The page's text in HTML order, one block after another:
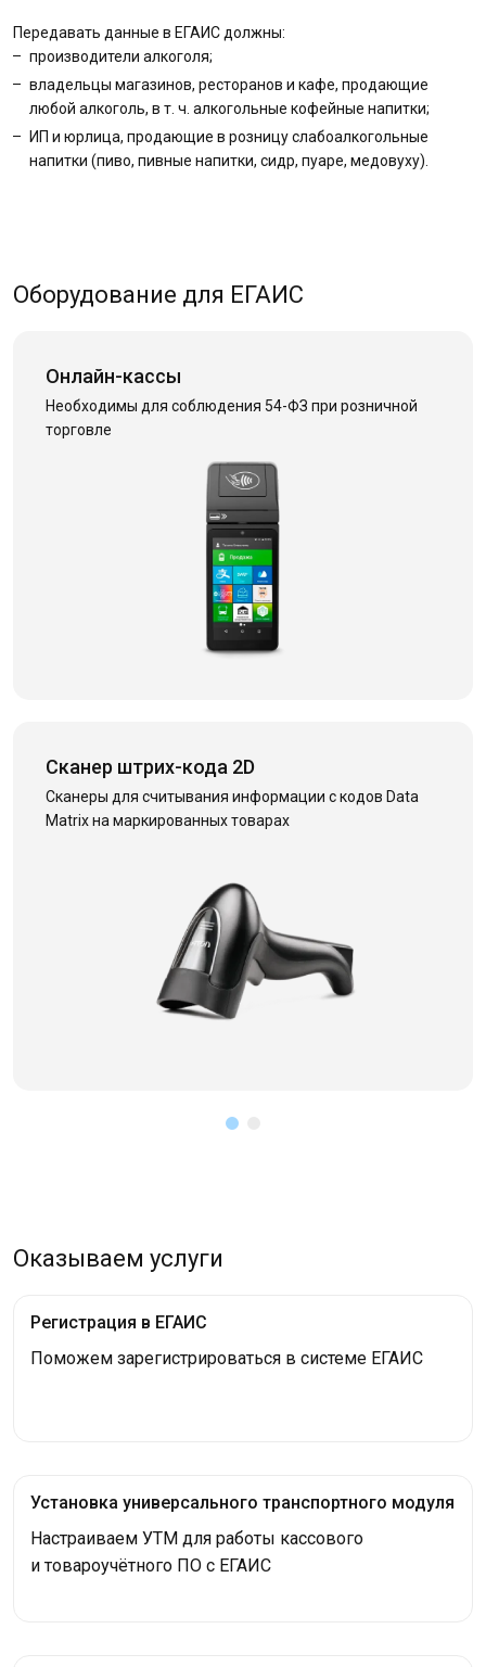
Передавать данные в ЕГАИС должны:
производители алкоголя;
владельцы магазинов, ресторанов и кафе, продающие
любой алкоголь, в т. ч. алкогольные кофейные напитки;
ИП и юрлица, продающие в розницу слабоалкогольные
напитки (пиво, пивные напитки, сидр, пуаре, медовуху).
Оборудование для ЕГАИС
Онлайн-кассы
Необходимы для соблюдения 54-ФЗ при розничной
торговле
Сканер штрих-кода 2D
Сканеры для считывания информации с кодов Data
Matrix на маркированных товарах
Оказываем услуги
Регистрация в ЕГАИС
Поможем зарегистрироваться в системе ЕГАИС
Установка универсального транспортного модуля
Настраиваем УТМ для работы кассового
и товароучётного ПО с ЕГАИС